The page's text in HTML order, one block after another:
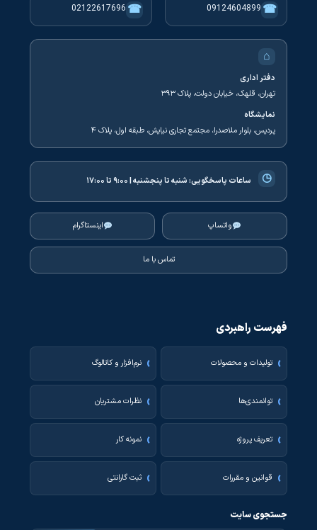
☎
09124604899
☎
02122617696
⌂
دفتر اداری
تهران، قلهک، خیابان دولت، پلاک ۳۹۳
نمایشگاه
پردیس، بلوار ملاصدرا، مجتمع تجاری نیایش، طبقه اول، پلاک ۴
◷ ساعات پاسخگویی:شنبه تا پنجشنبه | ۹:۰۰ تا ۱۷:۰۰
واتساپ اینستاگرام
تماس با ما
فهرست راهبردی
تولیدات و محصولات نرم‌افزار و کاتالوگ
توانمندی‌ها نظرات مشتریان
تعریف پروژه نمونه کار
قوانین و مقررات ثبت گارانتی
جستجوی سایت